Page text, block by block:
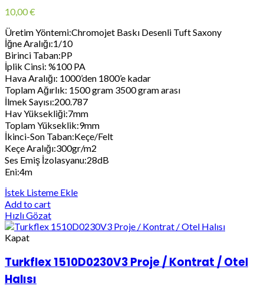
10,00€
Üretim Yöntemi:Chromojet Baskı Desenli Tuft Saxony
İğne Aralığı:1/10
Birinci Taban:PP
İplik Cinsi: %100 PA
Hava Aralığı: 1000’den 1800’e kadar
Toplam Ağırlık: 1500 gram 3500 gram arası
İlmek Sayısı:200.787
Hav Yüksekliği:7mm
Toplam Yükseklik:9mm
İkinci-Son Taban:Keçe/Felt
Keçe Aralığı:300gr/m2
Ses Emiş İzolasyanu:28dB
Eni:4m
İstek Listeme Ekle
Add to cart
Hızlı Gözat
Kapat
Turkflex 1510D0230V3 Proje / Kontrat / Otel
Halısı